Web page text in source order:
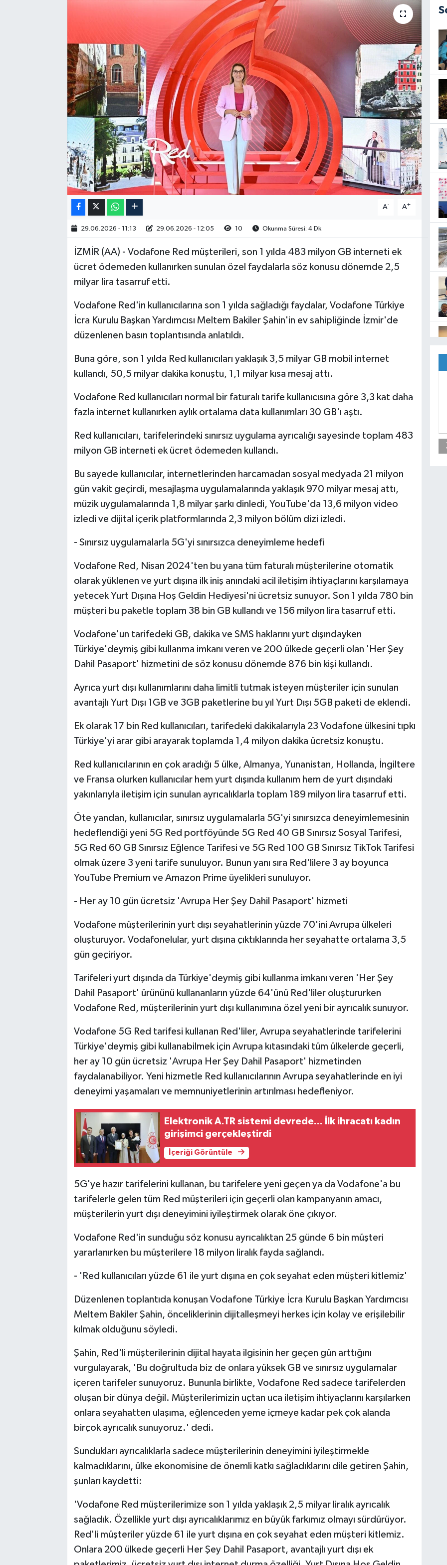
A- A+
29.06.2026 - 11:13 29.06.2026 - 12:05 10 Okunma Süresi: 4 Dk
İZMİR (AA) - Vodafone Red müşterileri, son 1 yılda 483 milyon GB interneti ek
ücret ödemeden kullanırken sunulan özel faydalarla söz konusu dönemde 2,5
milyar lira tasarruf etti.
Vodafone Red'in kullanıcılarına son 1 yılda sağladığı faydalar, Vodafone Türkiye
İcra Kurulu Başkan Yardımcısı Meltem Bakiler Şahin'in ev sahipliğinde İzmir'de
düzenlenen basın toplantısında anlatıldı.
Buna göre, son 1 yılda Red kullanıcıları yaklaşık 3,5 milyar GB mobil internet
kullandı, 50,5 milyar dakika konuştu, 1,1 milyar kısa mesaj attı.
Vodafone Red kullanıcıları normal bir faturalı tarife kullanıcısına göre 3,3 kat daha
fazla internet kullanırken aylık ortalama data kullanımları 30 GB'ı aştı.
Red kullanıcıları, tarifelerindeki sınırsız uygulama ayrıcalığı sayesinde toplam 483
milyon GB interneti ek ücret ödemeden kullandı.
Bu sayede kullanıcılar, internetlerinden harcamadan sosyal medyada 21 milyon
gün vakit geçirdi, mesajlaşma uygulamalarında yaklaşık 970 milyar mesaj attı,
müzik uygulamalarında 1,8 milyar şarkı dinledi, YouTube'da 13,6 milyon video
izledi ve dijital içerik platformlarında 2,3 milyon bölüm dizi izledi.
- Sınırsız uygulamalarla 5G'yi sınırsızca deneyimleme hedefi
Vodafone Red, Nisan 2024'ten bu yana tüm faturalı müşterilerine otomatik
olarak yüklenen ve yurt dışına ilk iniş anındaki acil iletişim ihtiyaçlarını karşılamaya
yetecek Yurt Dışına Hoş Geldin Hediyesi'ni ücretsiz sunuyor. Son 1 yılda 780 bin
müşteri bu paketle toplam 38 bin GB kullandı ve 156 milyon lira tasarruf etti.
Vodafone'un tarifedeki GB, dakika ve SMS haklarını yurt dışındayken
Türkiye'deymiş gibi kullanma imkanı veren ve 200 ülkede geçerli olan 'Her Şey
Dahil Pasaport' hizmetini de söz konusu dönemde 876 bin kişi kullandı.
Ayrıca yurt dışı kullanımlarını daha limitli tutmak isteyen müşteriler için sunulan
avantajlı Yurt Dışı 1GB ve 3GB paketlerine bu yıl Yurt Dışı 5GB paketi de eklendi.
Ek olarak 17 bin Red kullanıcıları, tarifedeki dakikalarıyla 23 Vodafone ülkesini tıpkı
Türkiye'yi arar gibi arayarak toplamda 1,4 milyon dakika ücretsiz konuştu.
Red kullanıcılarının en çok aradığı 5 ülke, Almanya, Yunanistan, Hollanda, İngiltere
ve Fransa olurken kullanıcılar hem yurt dışında kullanım hem de yurt dışındaki
yakınlarıyla iletişim için sunulan ayrıcalıklarla toplam 189 milyon lira tasarruf etti.
Öte yandan, kullanıcılar, sınırsız uygulamalarla 5G'yi sınırsızca deneyimlemesinin
hedeflendiği yeni 5G Red portföyünde 5G Red 40 GB Sınırsız Sosyal Tarifesi,
5G Red 60 GB Sınırsız Eğlence Tarifesi ve 5G Red 100 GB Sınırsız TikTok Tarifesi
olmak üzere 3 yeni tarife sunuluyor. Bunun yanı sıra Red'lilere 3 ay boyunca
YouTube Premium ve Amazon Prime üyelikleri sunuluyor.
- Her ay 10 gün ücretsiz 'Avrupa Her Şey Dahil Pasaport' hizmeti
Vodafone müşterilerinin yurt dışı seyahatlerinin yüzde 70'ini Avrupa ülkeleri
oluşturuyor. Vodafonelular, yurt dışına çıktıklarında her seyahatte ortalama 3,5
gün geçiriyor.
Tarifeleri yurt dışında da Türkiye'deymiş gibi kullanma imkanı veren 'Her Şey
Dahil Pasaport' ürününü kullananların yüzde 64'ünü Red'liler oluştururken
Vodafone Red, müşterilerinin yurt dışı kullanımına özel yeni bir ayrıcalık sunuyor.
Vodafone 5G Red tarifesi kullanan Red'liler, Avrupa seyahatlerinde tarifelerini
Türkiye'deymiş gibi kullanabilmek için Avrupa kıtasındaki tüm ülkelerde geçerli,
her ay 10 gün ücretsiz 'Avrupa Her Şey Dahil Pasaport' hizmetinden
faydalanabiliyor. Yeni hizmetle Red kullanıcılarının Avrupa seyahatlerinde en iyi
deneyimi yaşamaları ve memnuniyetlerinin artırılması hedefleniyor.
Elektronik A.TR sistemi devrede... İlk ihracatı kadın
girişimci gerçekleştirdi
İçeriği Görüntüle
5G'ye hazır tarifelerini kullanan, bu tarifelere yeni geçen ya da Vodafone'a bu
tarifelerle gelen tüm Red müşterileri için geçerli olan kampanyanın amacı,
müşterilerin yurt dışı deneyimini iyileştirmek olarak öne çıkıyor.
Vodafone Red'in sunduğu söz konusu ayrıcalıktan 25 günde 6 bin müşteri
yararlanırken bu müşterilere 18 milyon liralık fayda sağlandı.
- 'Red kullanıcıları yüzde 61 ile yurt dışına en çok seyahat eden müşteri kitlemiz'
Düzenlenen toplantıda konuşan Vodafone Türkiye İcra Kurulu Başkan Yardımcısı
Meltem Bakiler Şahin, önceliklerinin dijitalleşmeyi herkes için kolay ve erişilebilir
kılmak olduğunu söyledi.
Şahin, Red'li müşterilerinin dijital hayata ilgisinin her geçen gün arttığını
vurgulayarak, 'Bu doğrultuda biz de onlara yüksek GB ve sınırsız uygulamalar
içeren tarifeler sunuyoruz. Bununla birlikte, Vodafone Red sadece tarifelerden
oluşan bir dünya değil. Müşterilerimizin uçtan uca iletişim ihtiyaçlarını karşılarken
onlara seyahatten ulaşıma, eğlenceden yeme içmeye kadar pek çok alanda
birçok ayrıcalık sunuyoruz.' dedi.
Sundukları ayrıcalıklarla sadece müşterilerinin deneyimini iyileştirmekle
kalmadıklarını, ülke ekonomisine de önemli katkı sağladıklarını dile getiren Şahin,
şunları kaydetti:
'Vodafone Red müşterilerimize son 1 yılda yaklaşık 2,5 milyar liralık ayrıcalık
sağladık. Özellikle yurt dışı ayrıcalıklarımız en büyük farkımız olmayı sürdürüyor.
Red'li müşteriler yüzde 61 ile yurt dışına en çok seyahat eden müşteri kitlemiz.
Onlara 200 ülkede geçerli Her Şey Dahil Pasaport, avantajlı yurt dışı ek